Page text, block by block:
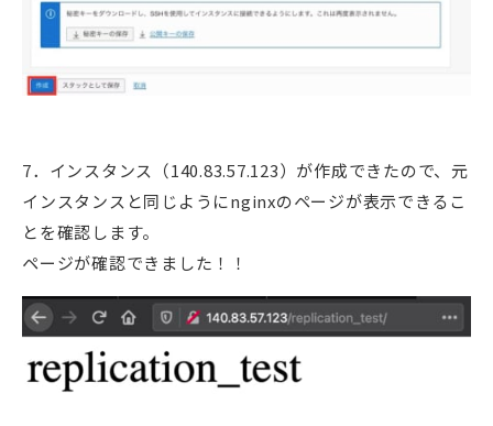
7．インスタンス（140.83.57.123）が作成できたので、元
インスタンスと同じようにnginxのページが表示できるこ
とを確認します。
ページが確認できました！！